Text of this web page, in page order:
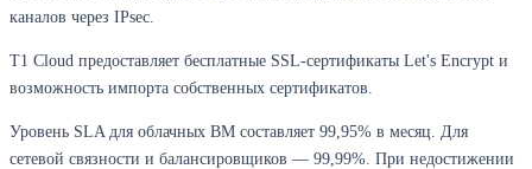
каналов через IPsec.
T1 Cloud предоставляет бесплатные SSL-сертификаты Let's Encrypt и
возможность импорта собственных сертификатов.
Уровень SLA для облачных ВМ составляет 99,95% в месяц. Для
сетевой связности и балансировщиков — 99,99%. При недостижении